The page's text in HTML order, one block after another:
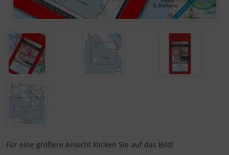
Für eine größere Ansicht klicken Sie auf das Bild!
Mückenputzer
Reifen, Schläuche und Co.
Schmuck
Thermikhüte